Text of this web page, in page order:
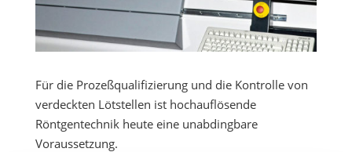
Für die Prozeßqualifizierung und die Kontrolle von
verdeckten Lötstellen ist hochauflösende
Röntgentechnik heute eine unabdingbare
Voraussetzung.